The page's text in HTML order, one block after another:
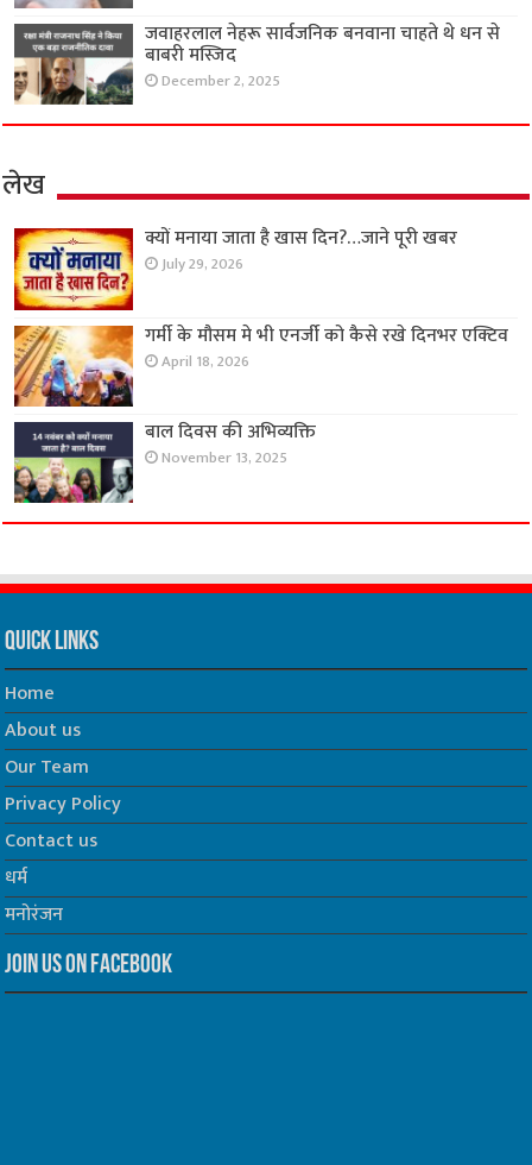
जवाहरलाल नेहरू सार्वजनिक बनवाना चाहते थे धन से
बाबरी मस्जिद
December 2, 2025
लेख
क्यों मनाया जाता है खास दिन?…जाने पूरी खबर
July 29, 2026
गर्मी के मौसम मे भी एनर्जी को कैसे रखे दिनभर एक्टिव
April 18, 2026
बाल दिवस की अभिव्यक्ति
November 13, 2025
Quick Links
Home
About us
Our Team
Privacy Policy
Contact us
धर्म
मनोरंजन
Join us on Facebook